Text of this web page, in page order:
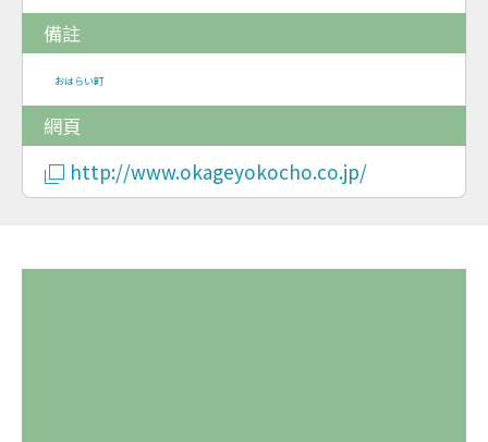
備註
おはらい町
網頁
http://www.okageyokocho.co.jp/